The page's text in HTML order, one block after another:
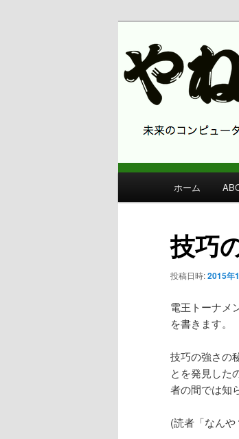
やね
メ
ン
ン
テ
ン
ツ
ホーム
技巧
投稿日時:2015年
電王トーナメ
を書きます。
技巧の強さの
とを発見した
者の間では知
(読者「なん